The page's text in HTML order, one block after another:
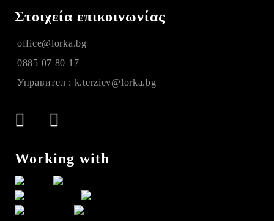
Στοιχεία επικοινωνίας
office@lorka.bg
0885 07 80 17
Управител : k.terziev@lorka.bg
Working with